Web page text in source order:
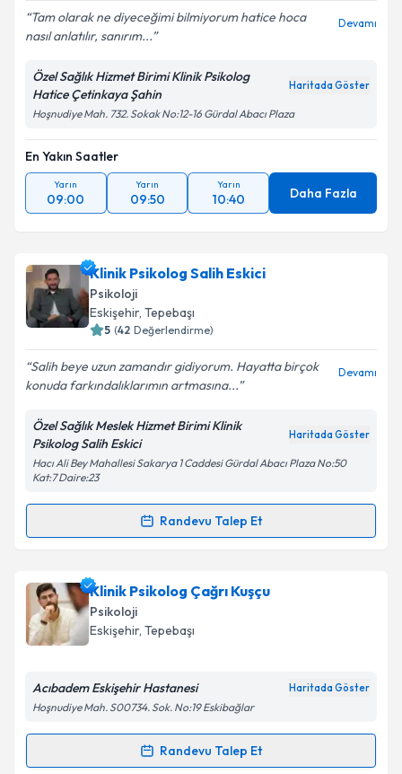
Tam olarak ne diyeceğimi bilmiyorum hatice hoca
nasıl anlatılır, sanırım...
Özel Sağlık Hizmet Birimi Klinik Psikolog
Hatice Çetinkaya Şahin
Hoşnudiye Mah. 732. Sokak No:12-16 Gürdal Abacı Plaza
En Yakın Saatler
Yarın
09:00
Yarın
09:50
Yarın
10:40 Daha Fazla
Klinik Psikolog Salih Eskici
Psikoloji
Eskişehir, Tepebaşı
( Değerlendirme)
Salih beye uzun zamandır gidiyorum. Hayatta birçok
konuda farkındalıklarımın artmasına...
Özel Sağlık Meslek Hizmet Birimi Klinik
Psikolog Salih Eskici
Hacı Ali Bey Mahallesi Sakarya 1 Caddesi Gürdal Abacı Plaza No:50
Randevu Talep Et
Randevu Takvimi Talebi
Klinik Psikolog Salih Eskici için randevu takvimi
talebi oluşturun. Size bu uzmandan randevu almanız
için bir takvim hazırlandığında e-posta ile
E-posta Adresiniz
Klinik Psikolog Çağrı Kuşçu
Psikoloji
Eskişehir, Tepebaşı
Acıbadem Eskişehir Hastanesi
Hoşnudiye Mah. S00734. Sok. No:19 Eskibağlar
Randevu Talep Et